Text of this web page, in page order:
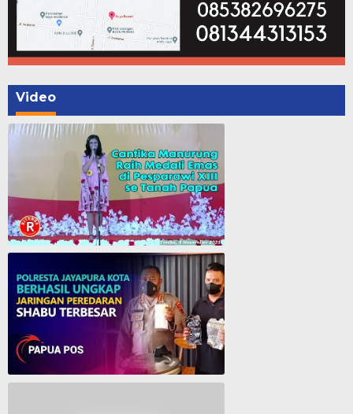
Video
Cantika Manurung Raih Medali Emas di Pesparawi XIII se Tanah Papua
Polresta Jayapura Berhasil ungkap jaringan peredaran shabu terbesar